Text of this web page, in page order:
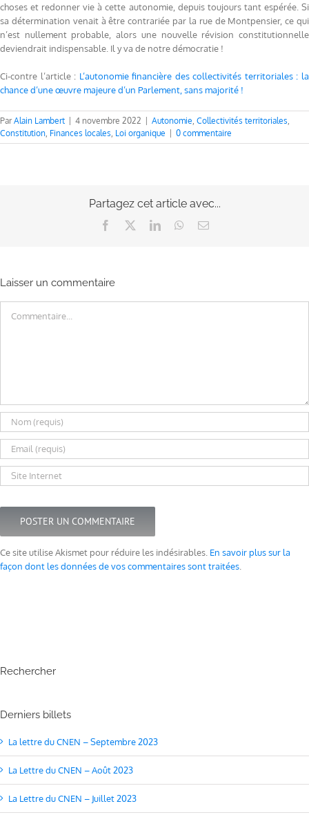
choses et redonner vie à cette autonomie, depuis toujours tant espérée. Si
sa détermination venait à être contrariée par la rue de Montpensier, ce qui
n’est nullement probable, alors une nouvelle révision constitutionnelle
deviendrait indispensable. Il y va de notre démocratie !
Ci-contre l’article : L’autonomie financière des collectivités territoriales : la
chance d’une œuvre majeure d’un Parlement, sans majorité !
ParAlain Lambert 4 novembre 2022 Autonomie, Collectivités territoriales,
Constitution, Finances locales, Loi organique 0 commentaire
Partagez cet article avec...
Facebook LinkedInWhatsApp
Email
Laisser un commentaire
Ce site utilise Akismet pour réduire les indésirables. En savoir plus sur la
façon dont les données de vos commentaires sont traitées
Rechercher
Derniers billets
La lettre du CNEN – Septembre 2023
La Lettre du CNEN – Août 2023
La Lettre du CNEN – Juillet 2023